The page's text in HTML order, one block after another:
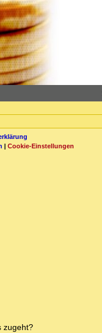
| Cookie-Einstellungen
zugeht?